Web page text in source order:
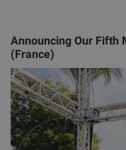
Announcing Our Fifth
(France)